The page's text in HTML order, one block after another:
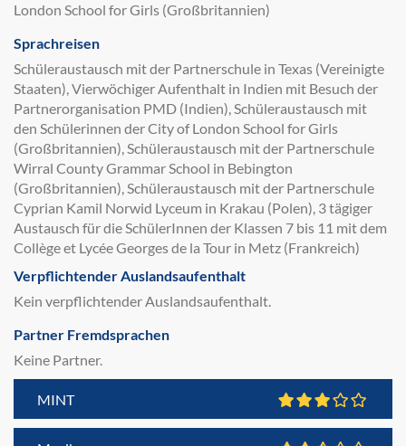
London School for Girls (Großbritannien)
Sprachreisen
Schüleraustausch mit der Partnerschule in Texas (Vereinigte
Staaten), Vierwöchiger Aufenthalt in Indien mit Besuch der
Partnerorganisation PMD (Indien), Schüleraustausch mit
den Schülerinnen der City of London School for Girls
(Großbritannien), Schüleraustausch mit der Partnerschule
Wirral County Grammar School in Bebington
(Großbritannien), Schüleraustausch mit der Partnerschule
Cyprian Kamil Norwid Lyceum in Krakau (Polen), 3 tägiger
Austausch für die SchülerInnen der Klassen 7 bis 11 mit dem
Collège et Lycée Georges de la Tour in Metz (Frankreich)
Verpflichtender Auslandsaufenthalt
Kein verpflichtender Auslandsaufenthalt.
Partner Fremdsprachen
Keine Partner.
MINT